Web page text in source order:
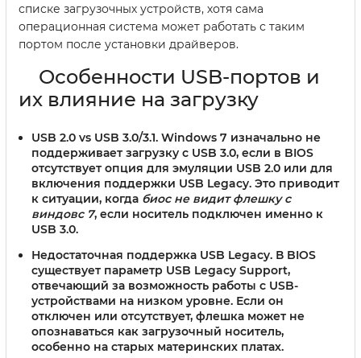
списке загрузочных устройств, хотя сама
операционная система может работать с таким
портом после установки драйверов.
Особенности USB-портов и
их влияние на загрузку
USB 2.0 vs USB 3.0/3.1. Windows 7 изначально не
поддерживает загрузку с USB 3.0, если в BIOS
отсутствует опция для эмуляции USB 2.0 или для
включения поддержки USB Legacy. Это приводит
к ситуации, когда биос не видит флешку с
виндовс 7, если носитель подключен именно к
USB 3.0.
Недостаточная поддержка USB Legacy. В BIOS
существует параметр USB Legacy Support,
отвечающий за возможность работы с USB-
устройствами на низком уровне. Если он
отключен или отсутствует, флешка может не
опознаваться как загрузочный носитель,
особенно на старых материнских платах.